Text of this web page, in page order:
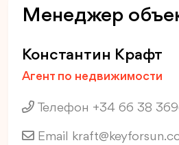
Менеджер
Константин Крафт
Агент по недвижимости
Телефон +34 66 38
Email